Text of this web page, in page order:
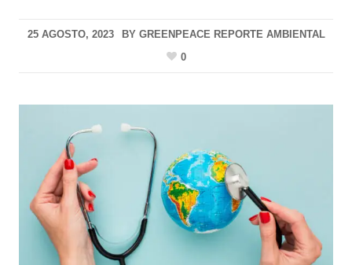
25 AGOSTO, 2023 BY GREENPEACE REPORTE AMBIENTAL
0